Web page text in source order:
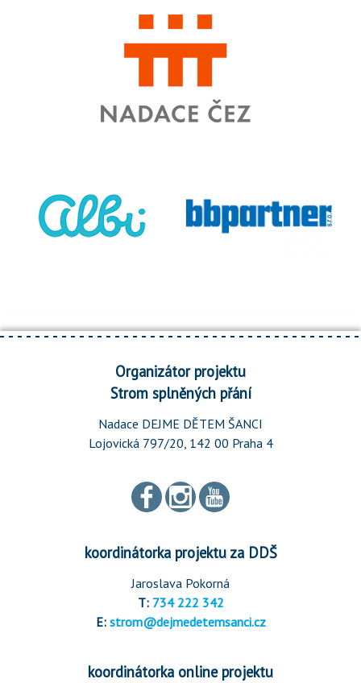
Organizátor projektu
Strom splněných přání
Nadace DEJME DĚTEM ŠANCI
Lojovická 797/20, 142 00 Praha 4
koordinátorka projektu za DDŠ
Jaroslava Pokorná
T: 734 222 342
E: strom@dejmedetemsanci.cz
koordinátorka online projektu